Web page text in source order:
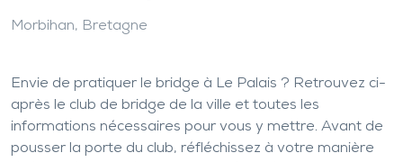
Morbihan, Bretagne
Envie de pratiquer le bridge à Le Palais ? Retrouvez ci-
après le club de bridge de la ville et toutes les
informations nécessaires pour vous y mettre. Avant de
pousser la porte du club, réfléchissez à votre manière